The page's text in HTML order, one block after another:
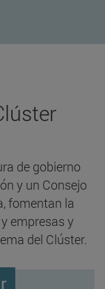
de gobierno
y un Consejo
fomentan la
empresas y
del Clúster.